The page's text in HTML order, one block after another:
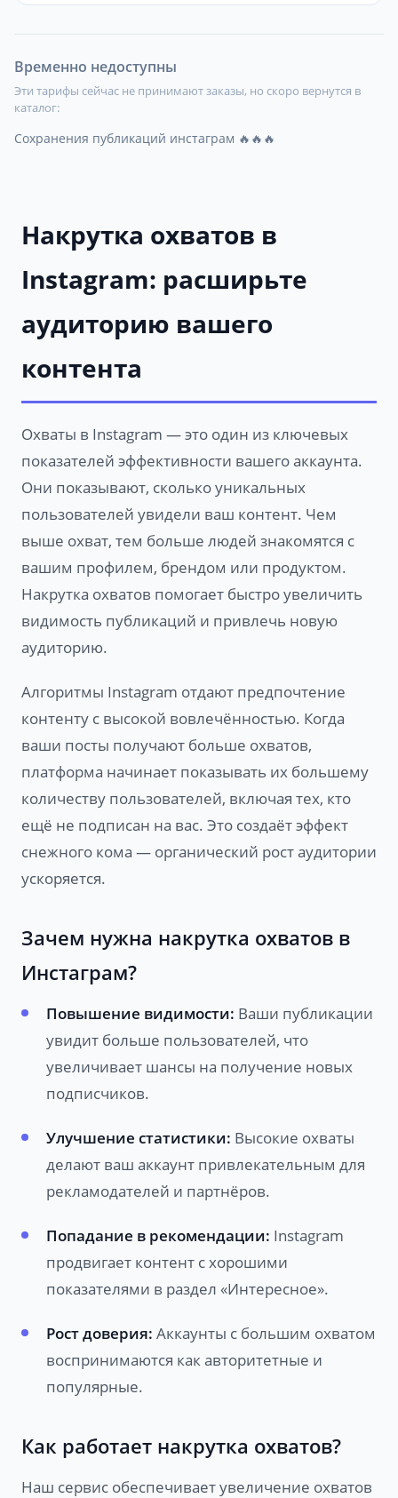
Временно недоступны
Эти тарифы сейчас не принимают заказы, но скоро вернутся в
каталог:
Сохранения публикаций инстаграм 🔥🔥🔥
Накрутка охватов в
Instagram: расширьте
аудиторию вашего
контента
Охваты в Instagram — это один из ключевых
показателей эффективности вашего аккаунта.
Они показывают, сколько уникальных
пользователей увидели ваш контент. Чем
выше охват, тем больше людей знакомятся с
вашим профилем, брендом или продуктом.
Накрутка охватов помогает быстро увеличить
видимость публикаций и привлечь новую
аудиторию.
Алгоритмы Instagram отдают предпочтение
контенту с высокой вовлечённостью. Когда
ваши посты получают больше охватов,
платформа начинает показывать их большему
количеству пользователей, включая тех, кто
ещё не подписан на вас. Это создаёт эффект
снежного кома — органический рост аудитории
ускоряется.
Зачем нужна накрутка охватов в
Инстаграм?
Повышение видимости: Ваши публикации
увидит больше пользователей, что
увеличивает шансы на получение новых
подписчиков.
Улучшение статистики: Высокие охваты
делают ваш аккаунт привлекательным для
рекламодателей и партнёров.
Попадание в рекомендации: Instagram
продвигает контент с хорошими
показателями в раздел «Интересное».
Рост доверия: Аккаунты с большим охватом
воспринимаются как авторитетные и
популярные.
Как работает накрутка охватов?
Наш сервис обеспечивает увеличение охватов